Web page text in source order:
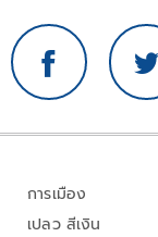
การเมือง
เปลว สีเงิน